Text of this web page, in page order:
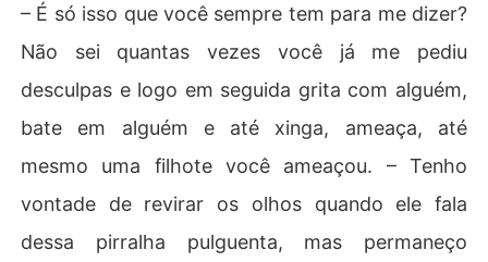
– É só isso que você sempre tem para me dizer?
Não sei quantas vezes você já me pediu
desculpas e logo em seguida grita com alguém,
bate em alguém e até xinga, ameaça, até
mesmo uma filhote você ameaçou. – Tenho
vontade de revirar os olhos quando ele fala
dessa pirralha pulguenta, mas permaneço